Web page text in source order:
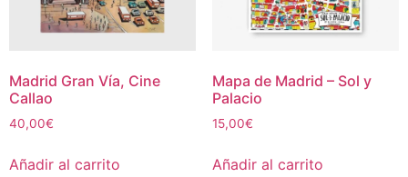
Madrid Gran Vía, Cine
Callao
40,00€
Añadir al carrito
Mapa de Madrid – Sol y
Palacio
15,00€
Añadir al carrito